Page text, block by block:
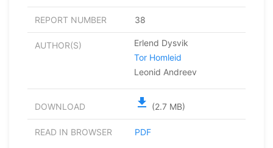
REPORT NUMBER 38
AUTHOR(S)
Erlend Dysvik
Tor Homleid
Leonid Andreev
DOWNLOAD file_download (2.7 MB)
READ IN BROWSER PDF